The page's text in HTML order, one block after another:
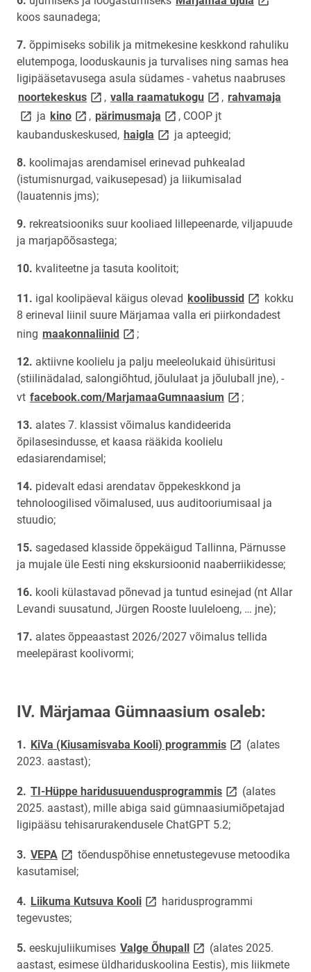
koos saunadega;
õppimiseks sobilik ja mitmekesine keskkond rahuliku
elutempoga, looduskaunis ja turvalises ning samas hea
ligipääsetavusega asula südames - vahetus naabruses
noortekeskuslink opens on new page
, valla raamatukogu link opens on new
, rahvamaja
ja kinolink opens on new page
, pärimusmaja link opens on new page
, COOP jt
kaubanduskeskused, haigla link opens on new page
ja apteegid;
koolimajas arendamisel erinevad puhkealad
(istumisnurgad, vaikusepesad) ja liikumisalad
(lauatennis jms);
rekreatsiooniks suur kooliaed lillepeenarde, viljapuude
ja marjapõõsastega;
kvaliteetne ja tasuta koolitoit;
igal koolipäeval käigus olevad koolibussidlink opens
kokku
8 erineval liinil suure Märjamaa valla eri piirkondadest
ning maakonnaliinidlink opens on new page
;
aktiivne koolielu ja palju meeleolukaid ühisüritusi
(stiilinädalad, salongiõhtud, jõululaat ja jõuluball jne), -
vt facebook.com/MarjamaaGumnaasium link opens on
;
alates 7. klassist võimalus kandideerida
õpilasesindusse, et kaasa rääkida koolielu
edasiarendamisel;
pidevalt edasi arendatav õppekeskkond ja
tehnoloogilised võimalused, uus auditooriumisaal ja
stuudio;
sagedased klasside õppekäigud Tallinna, Pärnusse
ja mujale üle Eesti ning ekskursioonid naaberriikidesse;
kooli külastavad põnevad ja tuntud esinejad (nt Allar
Levandi suusatund, Jürgen Rooste luuleloeng, … jne);
alates õppeaastast 2026/2027 võimalus tellida
meelepärast koolivormi;
IV. Märjamaa Gümnaasium osaleb:
KiVa (Kiusamisvaba Kooli) programmislink opens on
(alates
2023. aastast);
TI-Hüppe haridusuuendusprogrammislink opens on
(alates
2025. aastast), mille abiga said gümnaasiumiõpetajad
ligipääsu tehisarurakendusele ChatGPT 5.2;
VEPA link opens on new page
tõenduspõhise ennetustegevuse metoodika
kasutamisel;
Liikuma Kutsuva Koolilink opens on new page
haridusprogrammi
tegevustes;
eeskujuliikumises Valge Õhupalllink opens on new page
(alates 2025.
aastast, esimese üldhariduskoolina Eestis), mis liikmete